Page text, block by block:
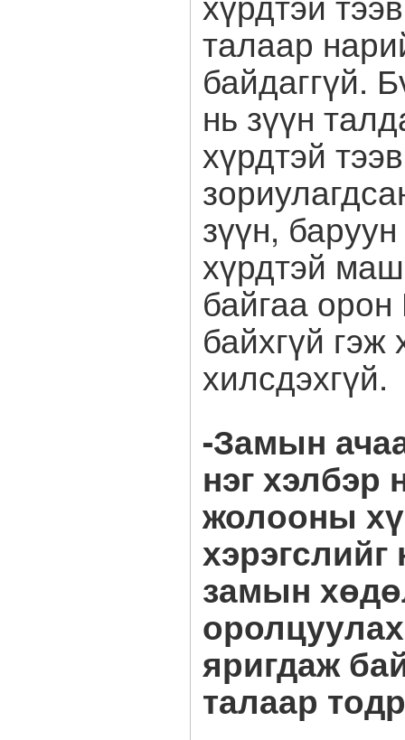
талаар
байдаггүй.
нь зүүн
хүрдтэй
зүүн,
хүрдтэй
байгаа
байхгүй гэж
хилсдэхгүй.
-Замын
нэг хэлбэр
жолооны
хэрэгслийг
замын
яригдаж
талаар